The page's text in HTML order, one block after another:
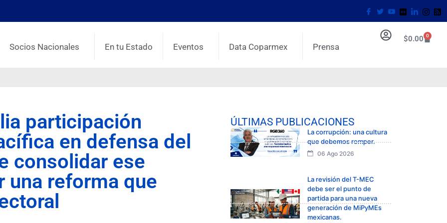
Socios Nacionales En tu Estado Eventos Data Coparmex Prensa
$0.00 0
participación
en defensa del
consolidar ese
una reforma que
ÚLTIMAS PUBLICACIONES
La corrupción: una cultura
que debemos romper.
06 Ago 2026
La revisión del T-MEC
debe ser el punto de
partida para una nueva
generación de MiPyMEs
mexicanas.